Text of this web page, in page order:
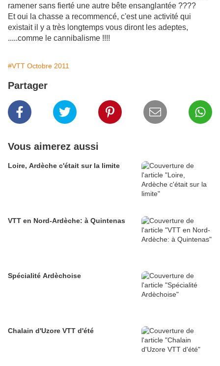
ramener sans fierté une autre bête ensanglantée ????
Et oui la chasse a recommencé, c'est une activité qui
existait il y a très longtemps vous diront les adeptes,
.....comme le cannibalisme !!!!
#VTT Octobre 2011
Partager
Vous aimerez aussi
Loire, Ardèche c'était sur la limite
VTT en Nord-Ardèche: à Quintenas
Spécialité Ardèchoise
Chalain d'Uzore VTT d'été